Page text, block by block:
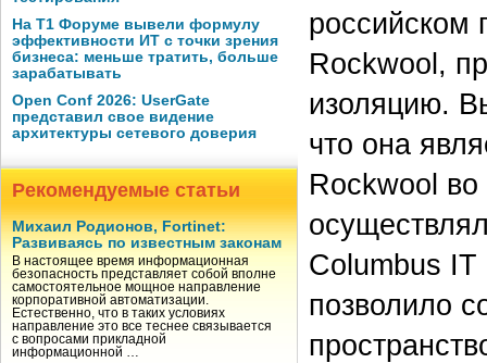
На Т1 Форуме вывели формулу
эффективности ИТ с точки зрения
бизнеса: меньше тратить, больше
зарабатывать
Open Conf 2026: UserGate
представил свое видение
архитектуры сетевого доверия
Рекомендуемые статьи
Михаил Родионов, Fortinet:
Развиваясь по известным законам
В настоящее время информационная
безопасность представляет собой вполне
самостоятельное мощное направление
корпоративной автоматизации.
Естественно, что в таких условиях
направление это все теснее связывается
с вопросами прикладной
информационной …
российском
Rockwool,
изоляцию.
что она
Rockwool
Columbus
позволило